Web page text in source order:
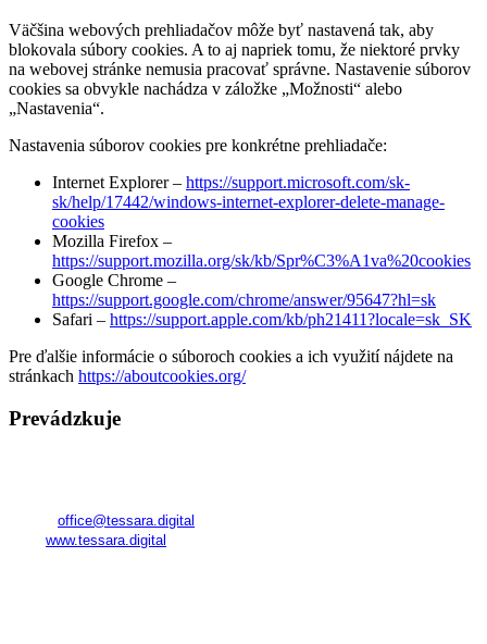
Väčšina webových prehliadačov môže byť nastavená tak, aby
blokovala súbory cookies. A to aj napriek tomu, že niektoré prvky
na webovej stránke nemusia pracovať správne. Nastavenie súborov
cookies sa obvykle nachádza v záložke „Možnosti“ alebo
„Nastavenia“.
Nastavenia súborov cookies pre konkrétne prehliadače:
Internet Explorer – https://support.microsoft.com/sk-
sk/help/17442/windows-internet-explorer-delete-manage-
cookies
Mozilla Firefox –
https://support.mozilla.org/sk/kb/Spr%C3%A1va%20cookies
Google Chrome –
https://support.google.com/chrome/answer/95647?hl=sk
Safari – https://support.apple.com/kb/ph21411?locale=sk_SK
Pre ďalšie informácie o súboroch cookies a ich využití nájdete na
stránkach https://aboutcookies.org/
Prevádzkuje
office@tessara.digital
www.tessara.digital